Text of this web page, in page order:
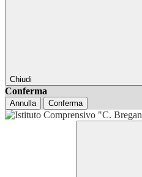
Chiudi
Conferma
Annulla Conferma